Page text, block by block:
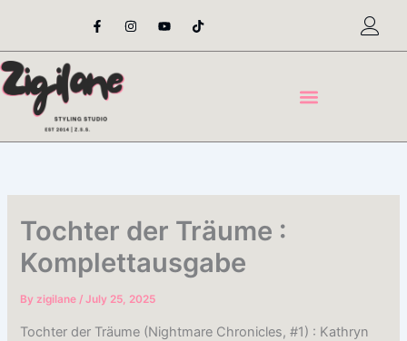
content
F
a
e
o
o
-
I
n
t
Y
o
t
T
i
t
Tochter der Träume :
Komplettausgabe
Byzigilane/July 25, 2025
Tochter der Träume (Nightmare Chronicles, #1) : Kathryn